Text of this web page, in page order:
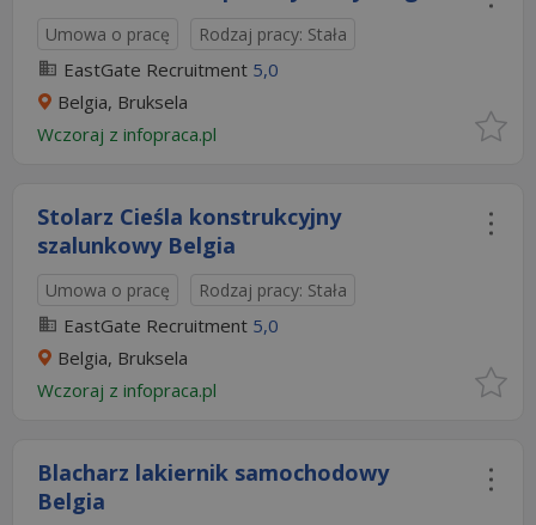
Umowa o pracę Rodzaj pracy: Stała
EastGate Recruitment 5,0
Belgia, Bruksela
Wczoraj z infopraca.pl
Stolarz Cieśla konstrukcyjny
szalunkowy Belgia
Umowa o pracę Rodzaj pracy: Stała
EastGate Recruitment 5,0
Belgia, Bruksela
Wczoraj z infopraca.pl
Blacharz lakiernik samochodowy
Belgia